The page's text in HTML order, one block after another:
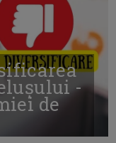
-
de